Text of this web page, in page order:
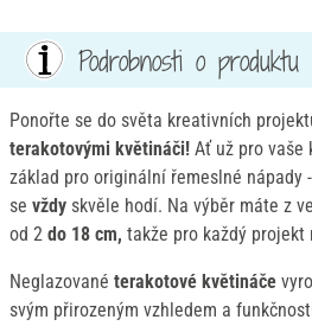
Podrobnosti o produktu
Ponořte se do světa kreativních
terakotovými květináči! Ať už pro vaše
základ pro originální řemeslné nápady
se vždy skvěle hodí. Na výběr máte z
od 2 do 18 cm, takže pro každý projekt
Neglazované terakotové květináče
svým přirozeným vzhledem a